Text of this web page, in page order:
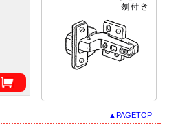
▲PAGETOP